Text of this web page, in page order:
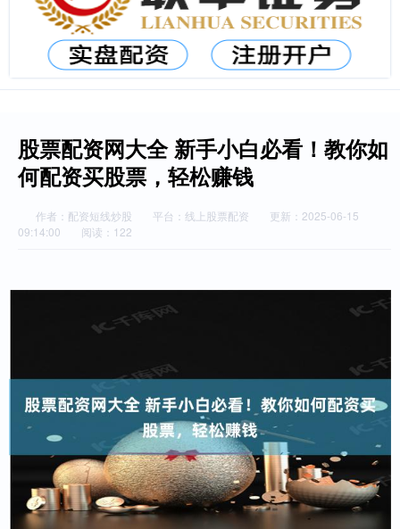
股票配资网大全 新手小白必看！教你如
何配资买股票，轻松赚钱
作者：配资短线炒股 平台：线上股票配资
更新：2025-06-15
09:14:00
阅读：122